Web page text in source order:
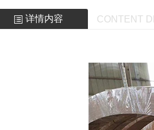
详情内容 CONTENT